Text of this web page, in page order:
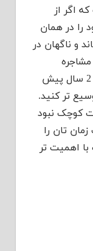
اگر از
را در همان
و ناگهان در
مشاجره
هایتان موضوع کوچکی را که 6 ماه یا 2 سال پیش
تر کنید.
کوچک نبود
تان را
اهمیت تر